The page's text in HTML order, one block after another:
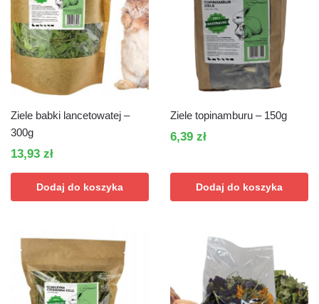
Ziele babki lancetowatej –
300g
13,93 zł
Dodaj do koszyka
Ziele topinamburu – 150g
6,39 zł
Dodaj do koszyka